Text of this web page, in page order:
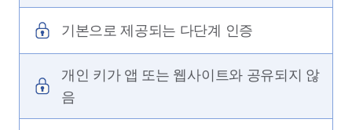
기본으로 제공되는 다단계 인증
개인 키가 앱 또는 웹사이트와 공유되지 않
음